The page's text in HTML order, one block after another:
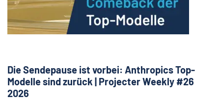
Die Sendepause ist vorbei: Anthropics Top-
Modelle sind zurück | Projecter Weekly #26
2026